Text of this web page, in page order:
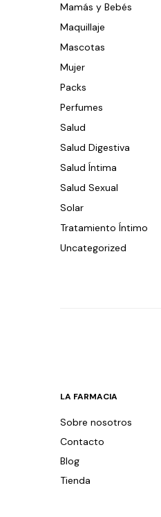
Mamás y Bebés
Maquillaje
Mascotas
Mujer
Packs
Perfumes
Salud
Salud Digestiva
Salud Íntima
Salud Sexual
Solar
Tratamiento Íntimo
Uncategorized
LA FARMACIA
Sobre nosotros
Contacto
Blog
Tienda